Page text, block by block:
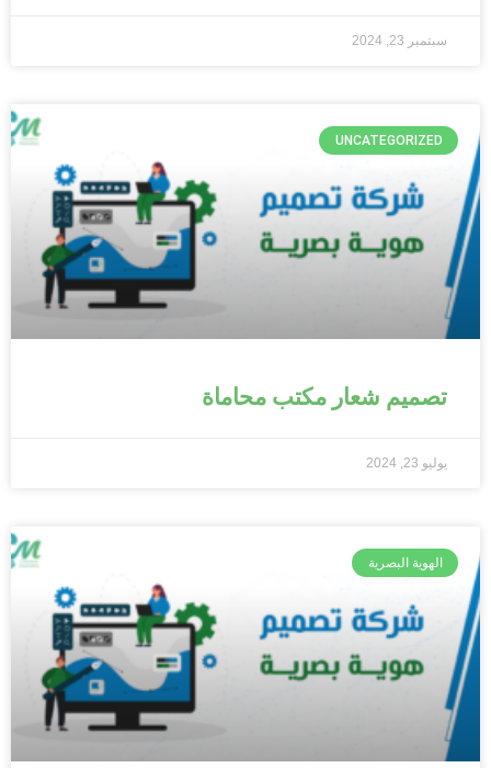
سبتمبر 23, 2024
UNCATEGORIZED
تصميم شعار مكتب محاماة
يوليو 23, 2024
الهوية البصرية